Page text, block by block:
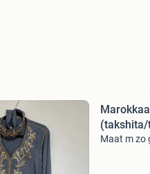
Maat m zo